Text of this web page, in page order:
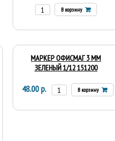
В корзину
МАРКЕР ОФИСМАГ 3 ММ
ЗЕЛЕНЫЙ 1/12 151200
48.00 р. В корзину